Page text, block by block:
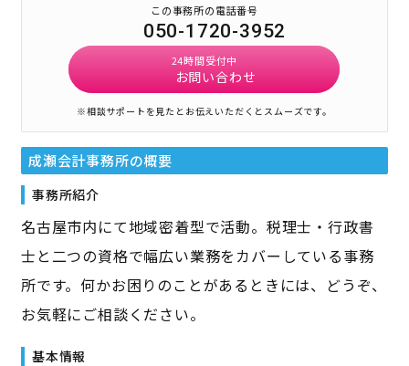
この事務所の電話番号
050-1720-3952
24時間受付中
お問い合わせ
※相談サポートを見たとお伝えいただくとスムーズです。
成瀬会計事務所の概要
事務所紹介
名古屋市内にて地域密着型で活動。税理士・行政書
士と二つの資格で幅広い業務をカバーしている事務
所です。何かお困りのことがあるときには、どうぞ、
お気軽にご相談ください。
基本情報